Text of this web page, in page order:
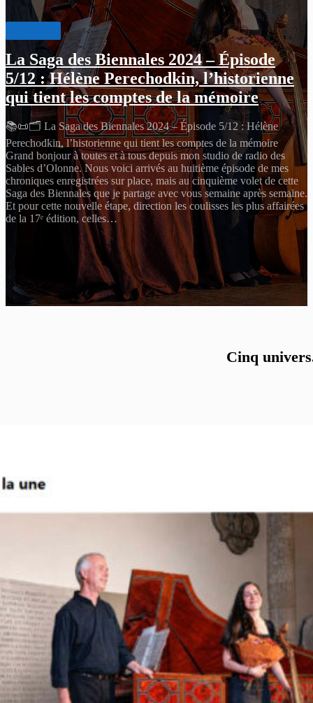
La Saga des Biennales 2024 – Épisode
5/12 : Hélène Perechodkin, l’historienne
qui tient les comptes de la mémoire
📚📜🗂️ La Saga des Biennales 2024 – Épisode 5/12 : Hélène
Perechodkin, l’historienne qui tient les comptes de la mémoire
Grand bonjour à toutes et à tous depuis mon studio de radio des
Sables d’Olonne. Nous voici arrivés au huitième épisode de mes
chroniques enregistrées sur place, mais au cinquième volet de cette
Saga des Biennales que je partage avec vous semaine après semaine.
Et pour cette nouvelle étape, direction les coulisses les plus affairées
de la 17ᵉ édition, celles…
Cinq